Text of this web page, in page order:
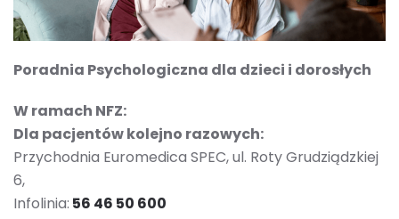
Poradnia Psychologiczna dla dzieci i dorosłych
W ramach NFZ:
Dla pacjentów kolejno razowych:
Przychodnia Euromedica SPEC, ul. Roty Grudziądzkiej
6,
Infolinia: 56 46 50 600